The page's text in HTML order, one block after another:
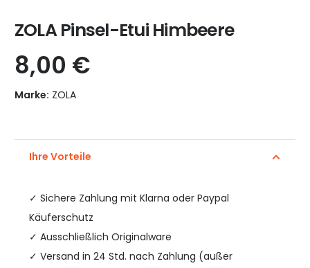
ZOLA Pinsel-Etui Himbeere
8,00 €
Marke: ZOLA
Ihre Vorteile
✓ Sichere Zahlung mit Klarna oder Paypal
Käuferschutz
✓ Ausschließlich Originalware
✓ Versand in 24 Std. nach Zahlung (außer